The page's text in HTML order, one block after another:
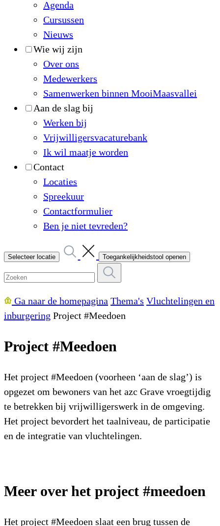
Agenda
Cursussen
Nieuws
Wie wij zijn
Over ons
Medewerkers
Samenwerken binnen MooiMaasvallei
Aan de slag bij
Werken bij
Vrijwilligersvacaturebank
Ik wil maatje worden
Contact
Locaties
Spreekuur
Contactformulier
Ben je niet tevreden?
Selecteer locatie Toegankelijkheidstool openen
Ga naar de homepagina Thema's Vluchtelingen en
inburgering Project #Meedoen
Project #Meedoen
Het project #Meedoen (voorheen ‘aan de slag’) is
opgezet om bewoners van het azc Grave vroegtijdig
te betrekken bij vrijwilligerswerk in de omgeving.
Het project bevordert het taalniveau, de participatie
en de integratie van vluchtelingen.
Meer over het project #meedoen
Het project #Meedoen slaat een brug tussen de